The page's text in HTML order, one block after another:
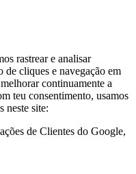
rastrear e analisar
de cliques e navegação em
continuamente a
teu consentimento, usamos
neste site:
de Clientes do Google,